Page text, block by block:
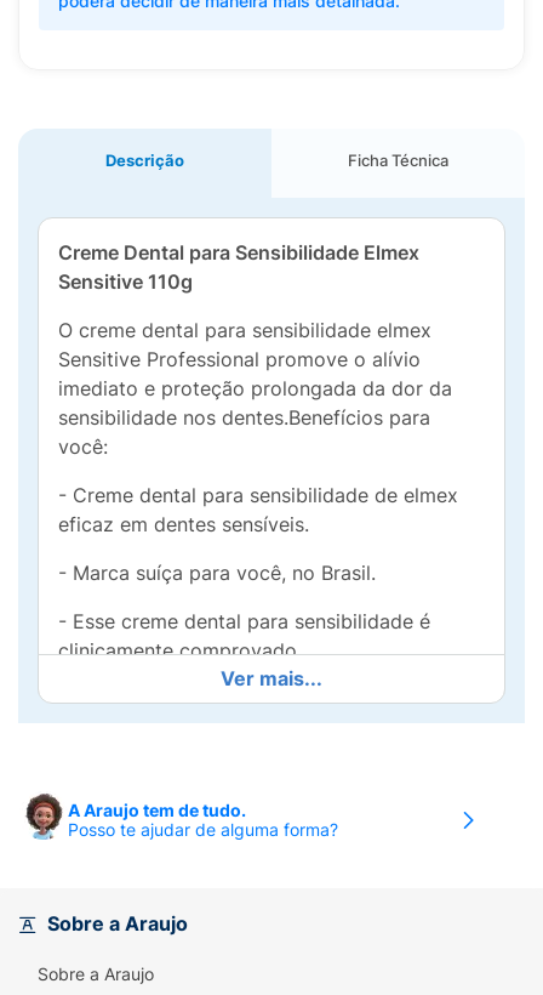
Descrição Ficha Técnica
Creme Dental para Sensibilidade Elmex
Sensitive 110g
O creme dental para sensibilidade elmex
Sensitive Professional promove o alívio
imediato e proteção prolongada da dor da
sensibilidade nos dentes.Benefícios para
você:
- Creme dental para sensibilidade de elmex
eficaz em dentes sensíveis.
- Marca suíça para você, no Brasil.
- Esse creme dental para sensibilidade é
clinicamente comprovado.
- A fórmula dessa pasta de dente para
sensibilidade nos dentes tem as tecnologias
- Tenha alívio imediato da sensibilidade nos
dentes.
seu dia sem a sensibilidade nos dentes.
Benefícios:
Ver mais...
A Araujo tem de tudo.
Posso te ajudar de alguma forma?
Sobre a Araujo
Sobre a Araujo